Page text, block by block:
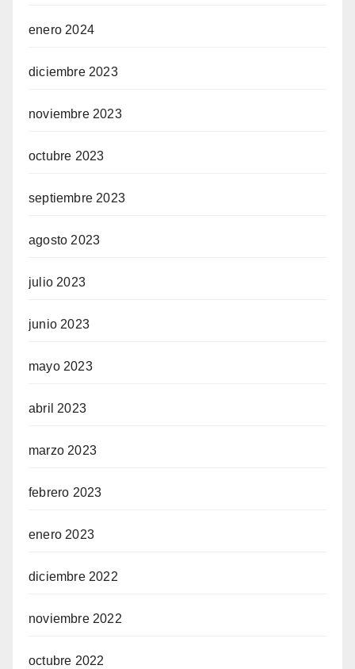
enero 2024
diciembre 2023
noviembre 2023
octubre 2023
septiembre 2023
agosto 2023
julio 2023
junio 2023
mayo 2023
abril 2023
marzo 2023
febrero 2023
enero 2023
diciembre 2022
noviembre 2022
octubre 2022